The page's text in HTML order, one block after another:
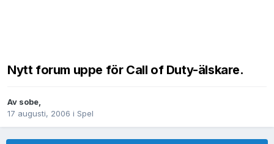
Nytt forum uppe för Call of Duty-älskare.
Av sobe,
17 augusti, 2006 i Spel